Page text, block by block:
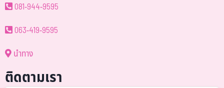
081-944-9595
063-419-9595
นำทาง
ติดตามเรา